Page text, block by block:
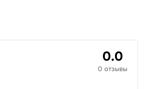
0.0
0 отзывы